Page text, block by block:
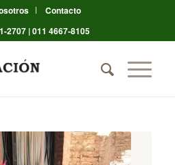
Contacto
2707 | 011 4667-8105